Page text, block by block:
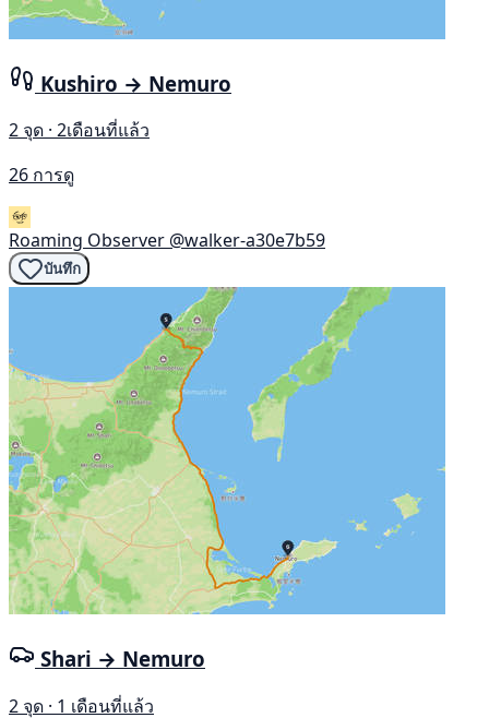
Kushiro → Nemuro
2 จุด · 2เดือนที่แล้ว
26 การดู
Roaming Observer @walker-a30e7b59
บันทึก
Shari → Nemuro
2 จุด · 1 เดือนที่แล้ว